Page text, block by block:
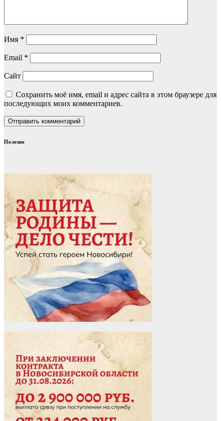
Имя *
Email *
Сайт
Сохранить моё имя, email и адрес сайта в этом браузере для
последующих моих комментариев.
Полезно